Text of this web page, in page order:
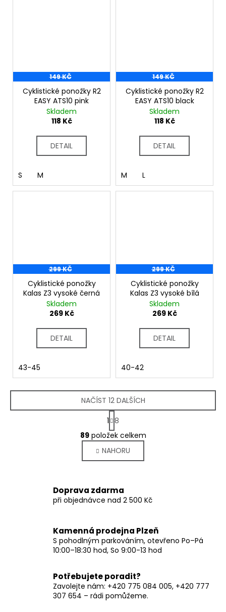
149 KČ
Cyklistické ponožky R2
EASY ATS10 pink
Skladem
118 Kč
DETAIL
S M
149 KČ
Cyklistické ponožky R2
EASY ATS10 black
Skladem
118 Kč
DETAIL
M L
299 KČ
Cyklistické ponožky
Kalas Z3 vysoké černá
Skladem
269 Kč
DETAIL
43-45
299 KČ
Cyklistické ponožky
Kalas Z3 vysoké bílá
Skladem
269 Kč
DETAIL
40-42
O
v
l
á
a
c
r
v
k
v
ý
p
NAČÍST 12 DALŠÍCH
S
t
r
á
n
k
á
n
1 8
89položek celkem
NAHORU
Doprava zdarma
při objednávce nad 2 500 Kč
Kamenná prodejna Plzeň
S pohodlným parkováním, otevřeno Po–Pá
10:00–18:30 hod, So 9:00-13 hod
Potřebujete poradit?
Zavolejte nám: +420 775 084 005, +420 777
307 654 – rádi pomůžeme.